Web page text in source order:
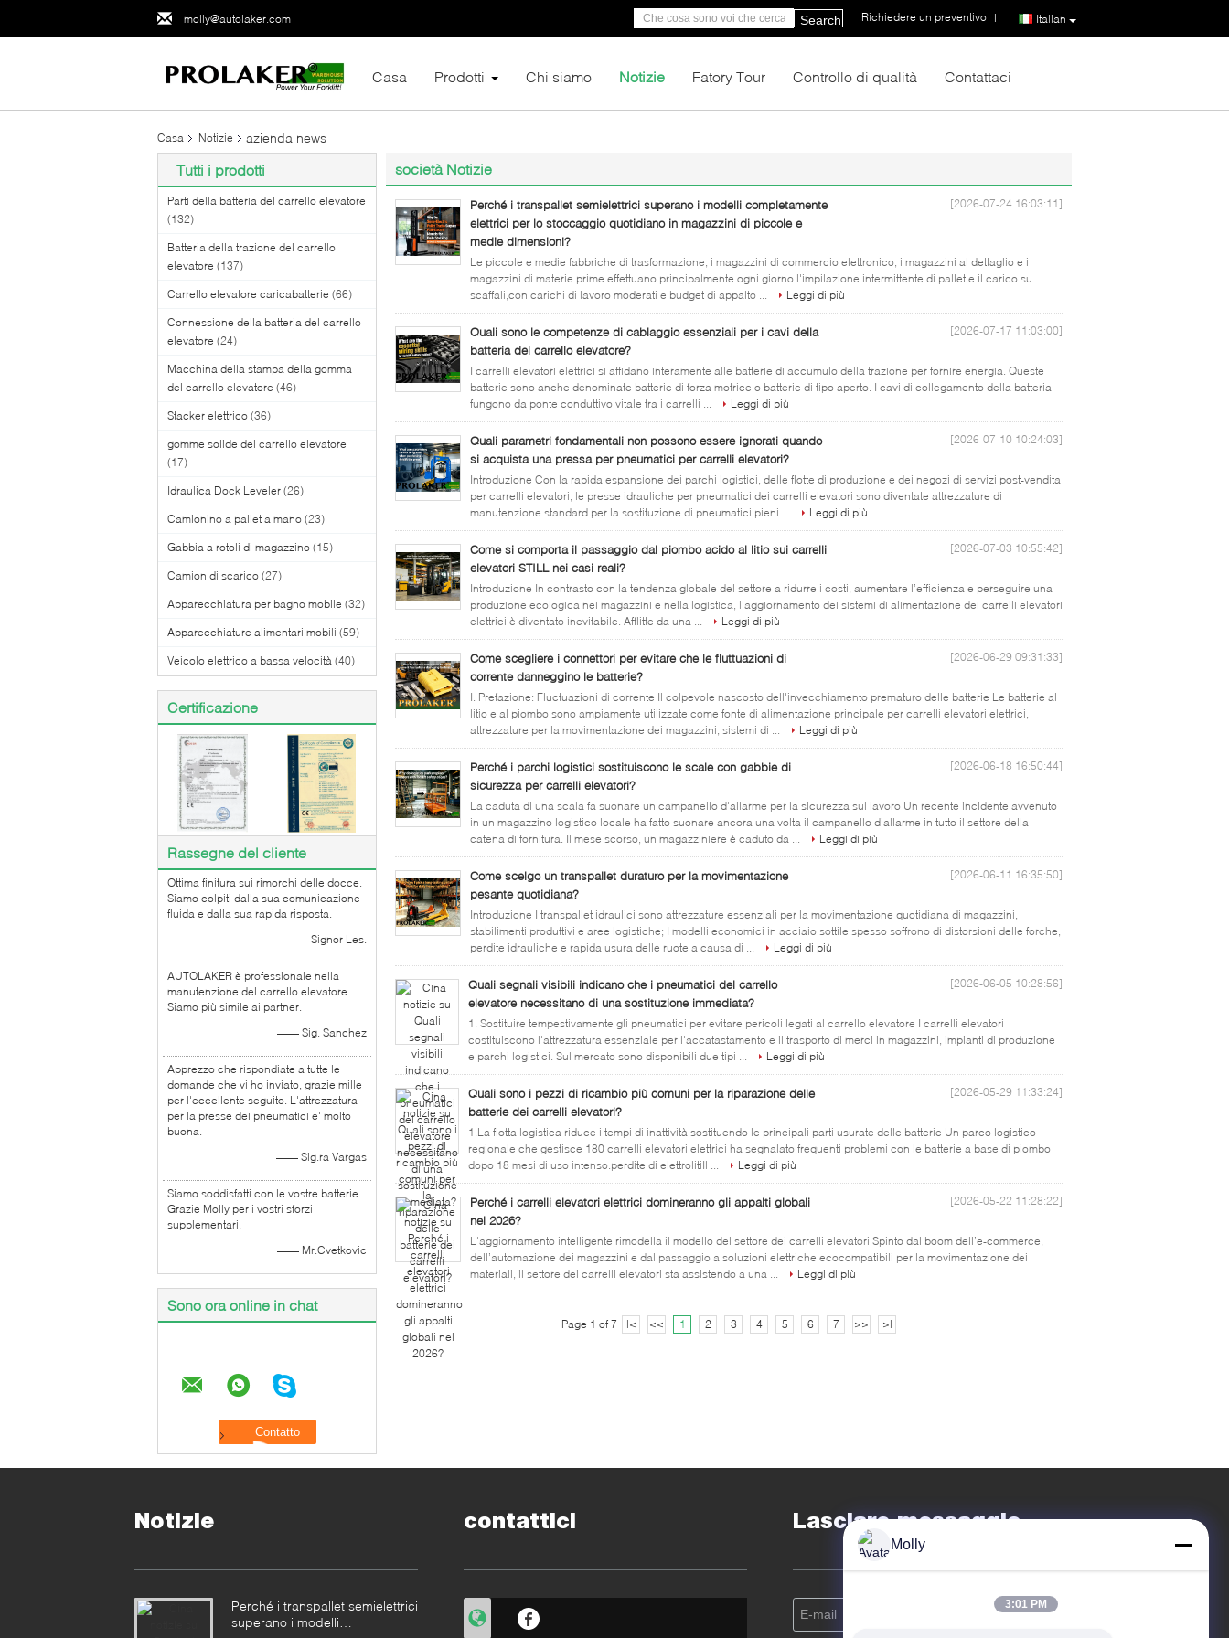
molly@autolaker.com Italian
Richiedere un preventivo |
Search
Casa Prodotti Chi siamo Notizie Fatory Tour Controllo di qualità Contattaci
Casa Notizie azienda news
Tutti i prodotti
Parti della batteria del carrello elevatore
(132)
Batteria della trazione del carrello
elevatore (137)
Carrello elevatore caricabatterie (66)
Connessione della batteria del carrello
elevatore (24)
Macchina della stampa della gomma
del carrello elevatore (46)
Stacker elettrico (36)
gomme solide del carrello elevatore
(17)
Idraulica Dock Leveler (26)
Camionino a pallet a mano (23)
Gabbia a rotoli di magazzino (15)
Camion di scarico (27)
Apparecchiatura per bagno mobile (32)
Apparecchiature alimentari mobili (59)
Veicolo elettrico a bassa velocità (40)
Certificazione
Rassegne del cliente
Ottima finitura sui rimorchi delle docce.
Siamo colpiti dalla sua comunicazione
fluida e dalla sua rapida risposta.
—— Signor Les.
AUTOLAKER è professionale nella
manutenzione del carrello elevatore.
Siamo più simile ai partner.
—— Sig. Sanchez
Apprezzo che rispondiate a tutte le
domande che vi ho inviato, grazie mille
per l'eccellente seguito. L'attrezzatura
per la presse dei pneumatici e' molto
buona.
—— Sig.ra Vargas
Siamo soddisfatti con le vostre batterie.
Grazie Molly per i vostri sforzi
supplementari.
—— Mr.Cvetkovic
Sono ora online in chat
società Notizie
Perché i transpallet semielettrici superano i modelli completamente
elettrici per lo stoccaggio quotidiano in magazzini di piccole e
medie dimensioni?
[2026-07-24 16:03:11]
Le piccole e medie fabbriche di trasformazione, i magazzini di commercio elettronico, i magazzini al dettaglio e i
magazzini di materie prime effettuano principalmente ogni giorno l'impilazione intermittente di pallet e il carico su
scaffali,con carichi di lavoro moderati e budget di appalto ...
Leggi di più
Quali sono le competenze di cablaggio essenziali per i cavi della
batteria del carrello elevatore?
[2026-07-17 11:03:00]
I carrelli elevatori elettrici si affidano interamente alle batterie di accumulo della trazione per fornire energia. Queste
batterie sono anche denominate batterie di forza motrice o batterie di tipo aperto. I cavi di collegamento della batteria
fungono da ponte conduttivo vitale tra i carrelli ...
Leggi di più
Quali parametri fondamentali non possono essere ignorati quando
si acquista una pressa per pneumatici per carrelli elevatori?
[2026-07-10 10:24:03]
Introduzione Con la rapida espansione dei parchi logistici, delle flotte di produzione e dei negozi di servizi post-vendita
per carrelli elevatori, le presse idrauliche per pneumatici dei carrelli elevatori sono diventate attrezzature di
manutenzione standard per la sostituzione di pneumatici pieni ...
Leggi di più
Come si comporta il passaggio dal piombo acido al litio sui carrelli
elevatori STILL nei casi reali?
[2026-07-03 10:55:42]
Introduzione In contrasto con la tendenza globale del settore a ridurre i costi, aumentare l’efficienza e perseguire una
produzione ecologica nei magazzini e nella logistica, l’aggiornamento dei sistemi di alimentazione dei carrelli elevatori
elettrici è diventato inevitabile. Afflitte da una ...
Leggi di più
Come scegliere i connettori per evitare che le fluttuazioni di
corrente danneggino le batterie?
[2026-06-29 09:31:33]
I. Prefazione: Fluctuazioni di corrente Il colpevole nascosto dell'invecchiamento prematuro delle batterie Le batterie al
litio e al piombo sono ampiamente utilizzate come fonte di alimentazione principale per carrelli elevatori elettrici,
attrezzature per la movimentazione dei magazzini, sistemi di ...
Leggi di più
Perché i parchi logistici sostituiscono le scale con gabbie di
sicurezza per carrelli elevatori?
[2026-06-18 16:50:44]
La caduta di una scala fa suonare un campanello d'allarme per la sicurezza sul lavoro Un recente incidente avvenuto
in un magazzino logistico locale ha fatto suonare ancora una volta il campanello d’allarme in tutto il settore della
catena di fornitura. Il mese scorso, un magazziniere è caduto da ...
Leggi di più
Come scelgo un transpallet duraturo per la movimentazione
pesante quotidiana?
[2026-06-11 16:35:50]
Introduzione I transpallet idraulici sono attrezzature essenziali per la movimentazione quotidiana di magazzini,
stabilimenti produttivi e aree logistiche; I modelli economici in acciaio sottile spesso soffrono di distorsioni delle forche,
perdite idrauliche e rapida usura delle ruote a causa di ...
Leggi di più
Quali segnali visibili indicano che i pneumatici del carrello
elevatore necessitano di una sostituzione immediata?
[2026-06-05 10:28:56]
1. Sostituire tempestivamente gli pneumatici per evitare pericoli legati al carrello elevatore I carrelli elevatori
costituiscono l'attrezzatura essenziale per l'accatastamento e il trasporto di merci in magazzini, impianti di produzione
e parchi logistici. Sul mercato sono disponibili due tipi ...
Leggi di più
Quali sono i pezzi di ricambio più comuni per la riparazione delle
batterie dei carrelli elevatori?
[2026-05-29 11:33:24]
1.La flotta logistica riduce i tempi di inattività sostituendo le principali parti usurate delle batterie Un parco logistico
regionale che gestisce 180 carrelli elevatori elettrici ha segnalato frequenti problemi con le batterie a base di piombo
dopo 18 mesi di uso intenso.perdite di elettrolitiIl ...
Leggi di più
Perché i carrelli elevatori elettrici domineranno gli appalti globali
nel 2026?
[2026-05-22 11:28:22]
L'aggiornamento intelligente rimodella il modello del settore dei carrelli elevatori Spinto dal boom dell’e-commerce,
dell’automazione dei magazzini e dal passaggio a soluzioni elettriche ecocompatibili per la movimentazione dei
materiali, il settore dei carrelli elevatori sta assistendo a una ...
Leggi di più
Page 1 of 7 |< << 1 2 3 4 5 6 7 >> >|
Notizie
Perché i transpallet semielettrici
superano i modelli
contattici Lasciare messaggio
Molly
3:01 PM